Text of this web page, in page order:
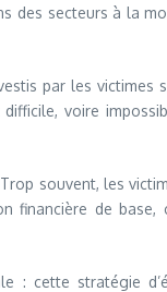
des secteurs à la
par les victimes
voire
souvent, les
financière de base,
: cette stratégie